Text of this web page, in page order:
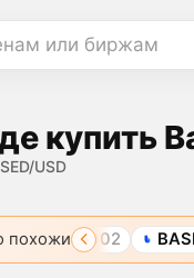
или биржам
купить
USD
похожи6002 BASED